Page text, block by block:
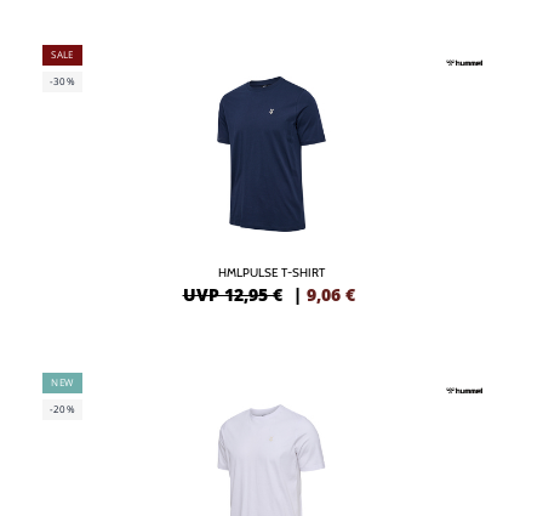
SALE
-30%
HMLPULSE T-SHIRT
UVP 12,95 € | 9,06 €
NEW
-20%